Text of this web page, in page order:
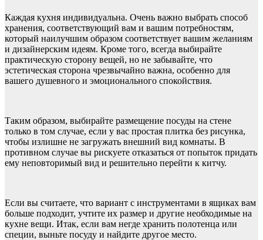
Каждая кухня индивидуальна. Очень важно выбрать способ
хранения, соответствующий вам и вашим потребностям,
который наилучшим образом соответствует вашим желаниям
и дизайнерским идеям. Кроме того, всегда выбирайте
практическую сторону вещей, но не забывайте, что
эстетическая сторона чрезвычайно важна, особенно для
вашего душевного и эмоционального спокойствия.
Таким образом, выбирайте размещение посуды на стене
только в том случае, если у вас простая плитка без рисунка,
чтобы излишне не загружать внешний вид комнаты. В
противном случае вы рискуете отказаться от попыток придать
ему неповторимый вид и решительно перейти к китчу.
Если вы считаете, что вариант с инструментами в ящиках вам
больше подходит, учтите их размер и другие необходимые на
кухне вещи. Итак, если вам негде хранить полотенца или
специи, выньте посуду и найдите другое место.